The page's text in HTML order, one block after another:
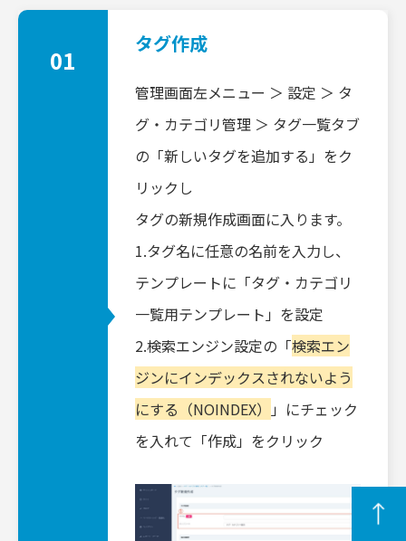
01
タグ作成
管理画面左メニュー ＞ 設定 ＞ タ
グ・カテゴリ管理 ＞ タグ一覧タブ
の 「新しいタグを追加する」をク
リックし
タグの新規作成画面に入ります。
1.タグ名に任意の名前を入力し、
テンプレートに「タグ・カテゴリ
一覧用テンプレート」を設定
2.検索エンジン設定の「検索エン
ジンにインデックスされないよう
にする（NOINDEX）
」にチェック
を入れて「作成」をクリック